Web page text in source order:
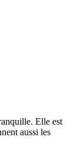
Elle est
aussi les